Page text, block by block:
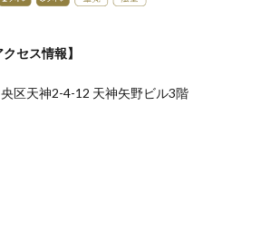
セス情報】
区天神2-4-12 天神矢野ビル3階